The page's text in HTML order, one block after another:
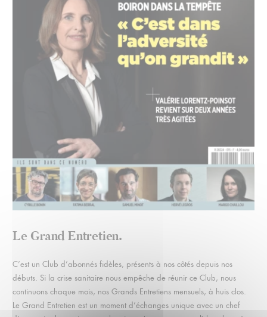
Le Grand Entretien.
C’est un Club d’abonnés fidèles, présents à nos côtés depuis nos
débuts. Si la crise sanitaire nous empêche de réunir ce Club, nous
continuons chaque mois, nos Grands Entretiens mensuels, à huis clos.
Le Grand Entretien est un moment d’échanges unique avec un chef